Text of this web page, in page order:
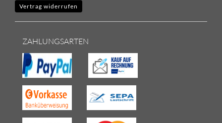
Vertrag widerrufen
ZAHLUNGSARTEN